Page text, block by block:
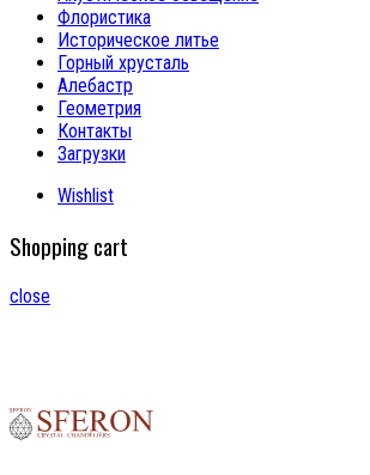
Флористика
Историческое литье
Горный хрусталь
Алебастр
Геометрия
Контакты
Загрузки
Wishlist
Shopping cart
close